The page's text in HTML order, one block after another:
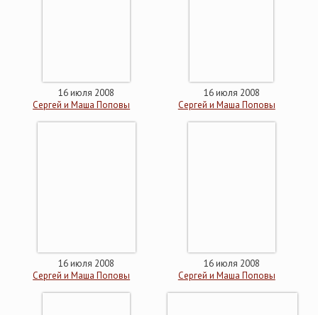
16 июля 2008
Сергей и Маша Поповы
16 июля 2008
Сергей и Маша Поповы
16 июля 2008
Сергей и Маша Поповы
16 июля 2008
Сергей и Маша Поповы